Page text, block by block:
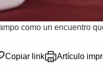
como un encuentro
Copiar link Artículo